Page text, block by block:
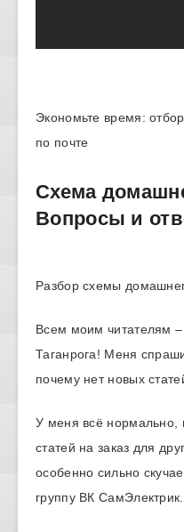
Экономьте время:
по почте
Схема
Вопросы и
Разбор схемы
Всем моим читателям
Таганрога! Меня
почему нет новых
У меня всё нормально,
статей на заказ для
особенно сильно
группу ВК